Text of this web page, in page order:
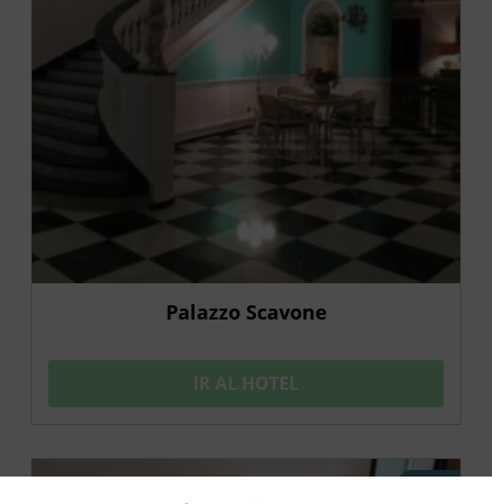
Palazzo Scavone
IR AL HOTEL